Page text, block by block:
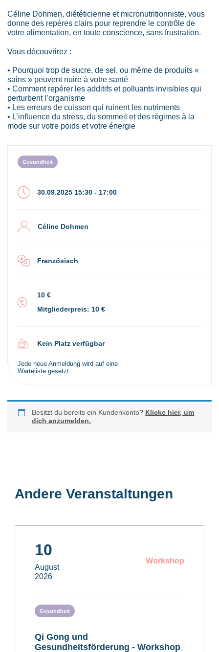
Céline Dohmen, diététicienne et micronutritionniste, vous
donne des repères clairs pour reprendre le contrôle de
votre alimentation, en toute conscience, sans frustration.
Vous découvrirez :
• Pourquoi trop de sucre, de sel, ou même de produits «
sains » peuvent nuire à votre santé
• Comment repérer les additifs et polluants invisibles qui
perturbent l’organisme
• Les erreurs de cuisson qui ruinent les nutriments
• L’influence du stress, du sommeil et des régimes à la
mode sur votre poids et votre énergie
Gesundheit
30.09.2025 15:30 - 17:00
Céline Dohmen
Französisch
10 €
Mitgliederpreis: 10 €
Kein Platz verfügbar
Jede neue Anmeldung wird auf eine
Warteliste gesetzt.
Besitzt du bereits ein Kundenkonto? Klicke hier, um
dich anzumelden.
Andere Veranstaltungen
10
August
2026
Workshop
Gesundheit
Qi Gong und
Gesundheitsförderung - Workshop